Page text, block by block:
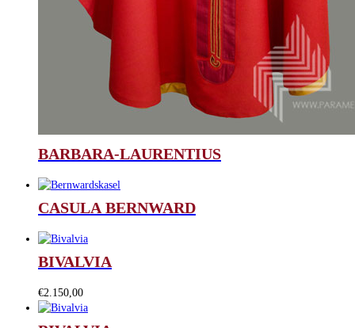
BARBARA-LAURENTIUS
CASULA BERNWARD
BIVALVIA
€2.150,00